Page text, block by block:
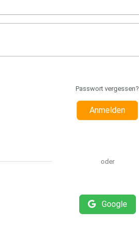
Passwort vergessen?
Anmelden
oder
Google